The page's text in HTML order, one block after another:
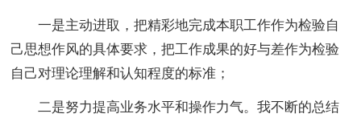
一是主动进取，把精彩地完成本职工作作为检验自
己思想作风的具体要求，把工作成果的好与差作为检验
自己对理论理解和认知程度的标准；
二是努力提高业务水平和操作力气。我不断的总结